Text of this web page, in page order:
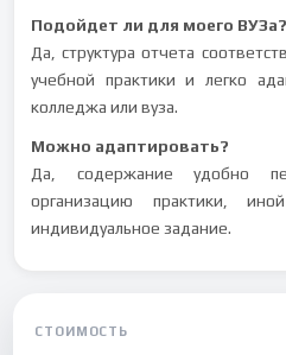
Подойдет ли для моего ВУЗа?
Да, структура отчета
учебной практики и легко
колледжа или вуза.
Можно адаптировать?
Да, содержание удобно
организацию практики,
индивидуальное задание.
СТОИМОСТЬ